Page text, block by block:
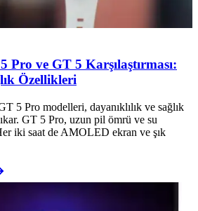
Pro ve GT 5 Karşılaştırması:
Özellikleri
5 Pro modelleri, dayanıklılık ve sağlık
GT 5 Pro, uzun pil ömrü ve su
iki saat de AMOLED ekran ve şık